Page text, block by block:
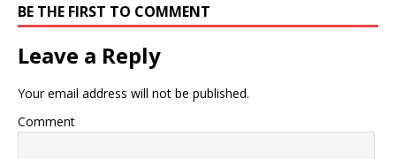
BE THE FIRST TO COMMENT
Leave a Reply
Your email address will not be published.
Comment